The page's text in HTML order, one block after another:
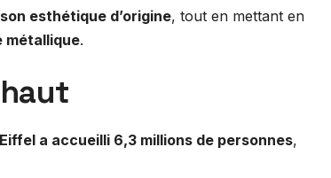
esthétique d’origine, tout en mettant en
métallique.
a accueilli 6,3 millions de personnes,